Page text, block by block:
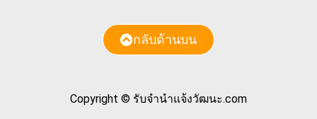
Copyright © รับจํานําแจ้งวัฒนะ.com
กลับด้านบน